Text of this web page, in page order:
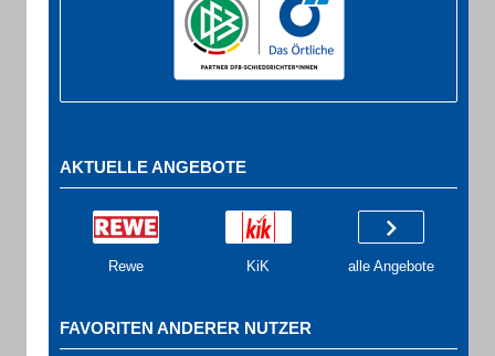
AKTUELLE ANGEBOTE
Rewe KiK alle Angebote
FAVORITEN ANDERER NUTZER